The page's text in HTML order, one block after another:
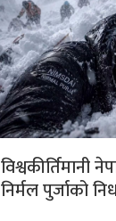
विश्वकीर्तिमानी
निर्मल पुर्जाको